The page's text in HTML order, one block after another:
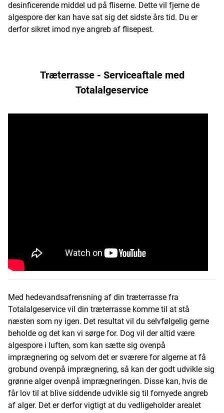
desinficerende middel ud på fliserne. Dette vil fjerne de
algespore der kan have sat sig det sidste års tid. Du er
derfor sikret imod nye angreb af flisepest.
Træterrasse - Serviceaftale med
Totalalgeservice
Med hedevandsafrensning af din træterrasse fra
Totalalgeservice vil din træterrasse komme til at stå
næsten som ny igen. Det resultat vil du selvfølgelig gerne
beholde og det kan vi sørge for. Dog vil der altid være
algespore i luften, som kan sætte sig ovenpå
imprægnering og selvom det er sværere for algerne at få
grobund ovenpå imprægnering, så kan der godt udvikle sig
grønne alger ovenpå imprægneringen. Disse kan, hvis de
får lov til at blive siddende udvikle sig til fornyede angreb
af alger. Det er derfor vigtigt at du vedligeholder arealet